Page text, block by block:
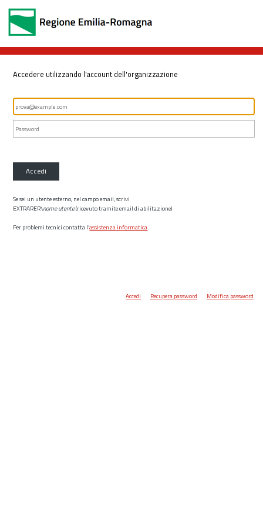
Accedere utilizzando l'account dell'organizzazione
Accedi
Se sei un utente esterno, nel campo email, scrivi
EXTRARER\nome utente(ricevuto tramite email di abilitazione)
Per problemi tecnici contatta l’assistenza informatica.
Accedi Recupera password Modifica password